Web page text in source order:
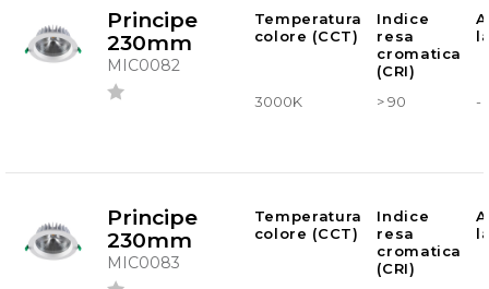
Principe
230mm
MIC0082
Temperatura
colore (CCT)
Indice
resa
cromatica
(CRI)
3000K > 90 -
Principe
230mm
MIC0083
Temperatura
colore (CCT)
Indice
resa
cromatica
(CRI)